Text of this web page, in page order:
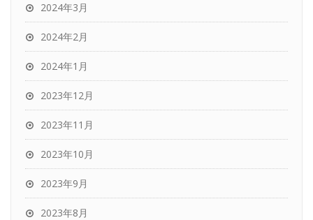
2024年3月
2024年2月
2024年1月
2023年12月
2023年11月
2023年10月
2023年9月
2023年8月